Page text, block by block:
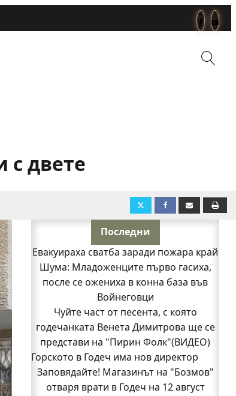
с двете
Последни
Евакуираха сватба заради пожара край
Шума: Младоженците първо гасиха,
после се ожениха в конна база във
Войнеговци
Чуйте част от песента, с която
годечанката Венета Димитрова ще се
представи на "Пирин Фолк"(ВИДЕО)
Горското в Годеч има нов директор
Заповядайте! Магазинът на "Бозмов"
отваря врати в Годеч на 12 август